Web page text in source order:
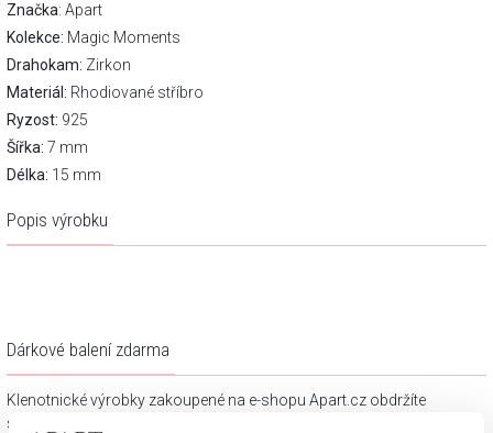
Značka: Apart
Kolekce: Magic Moments
Drahokam: Zirkon
Materiál: Rhodiované stříbro
Ryzost: 925
Šířka: 7 mm
Délka: 15 mm
Popis výrobku
Dárkové balení zdarma
Klenotnické výrobky zakoupené na e-shopu Apart.cz obdržíte
spolu s dárkovou krabičkou a taštičkou – v závislosti na